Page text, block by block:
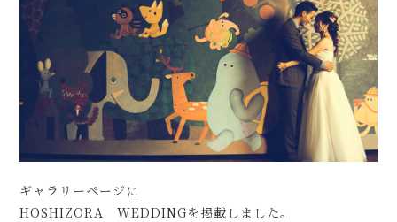
ギャラリーページに
HOSHIZORA WEDDINGを掲載しました。